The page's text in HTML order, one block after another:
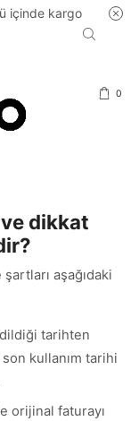
içinde kargo
0
ve dikkat
aşağıdaki
tarihten
kullanım tarihi
orijinal faturayı